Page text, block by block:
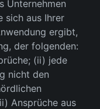
Unternehmen
sich aus Ihrer
ergibt,
der folgenden:
(ii) jede
nicht den
Ansprüche aus